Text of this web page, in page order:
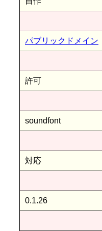
パブリックドメイン
許可
soundfont
対応
0.1.26